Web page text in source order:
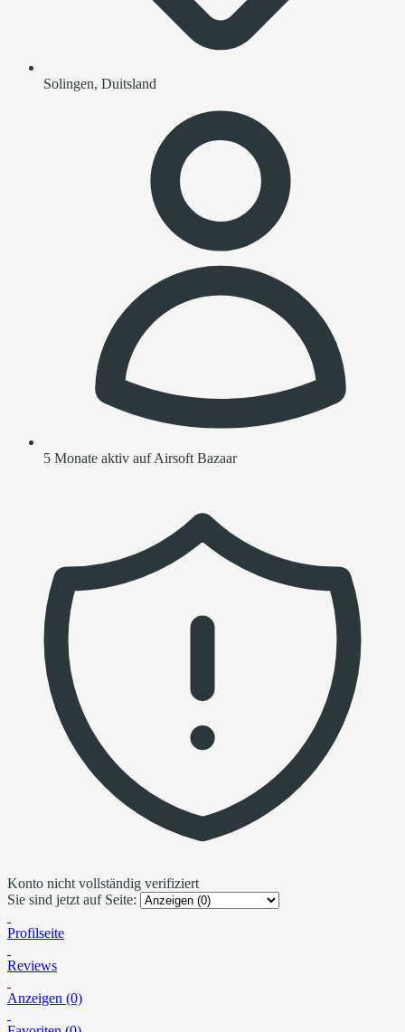
Solingen, Duitsland
5 Monate aktiv auf Airsoft Bazaar
Konto nicht vollständig verifiziert
Sie sind jetzt auf Seite:
Profilseite
Reviews
Anzeigen (0)